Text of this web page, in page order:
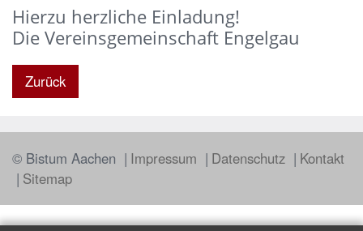
Hierzu herzliche Einladung!
Die Vereinsgemeinschaft Engelgau
Zurück
© Bistum Aachen Impressum Datenschutz
Kontakt
Sitemap